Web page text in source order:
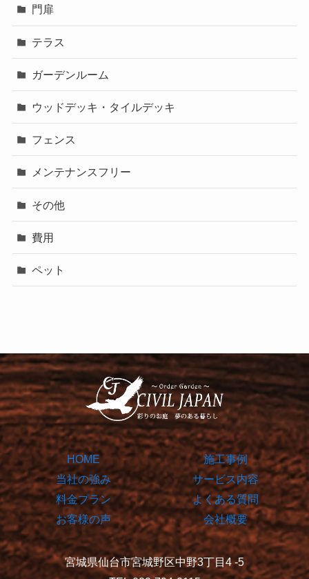
門扉
テラス
ガーデンルーム
ウッドデッキ・タイルデッキ
フェンス
メンテナンスフリー
その他
費用
ペット
HOME
施工事例
当社の強み
サービス内容
料金プラン
よくある質問
お客様の声
会社概要
宮城県仙台市宮城野区中野3丁目4 -5